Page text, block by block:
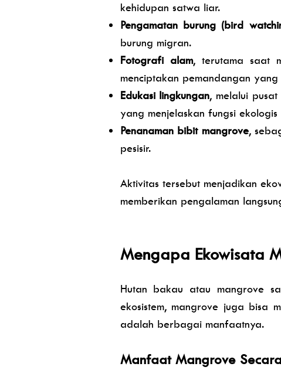
kehidupan satwa liar.
Pengamatan burung (bird
burung migran.
Fotografi alam, terutama saat
menciptakan pemandangan
Edukasi lingkungan, melalui
yang menjelaskan fungsi ekologis
Penanaman bibit mangrove,
pesisir.
Aktivitas tersebut menjadikan
memberikan pengalaman
Mengapa Ekowisata
Hutan bakau atau mangrove
ekosistem, mangrove juga bisa
adalah berbagai manfaatnya.
Manfaat Mangrove